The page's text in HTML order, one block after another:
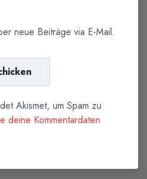
neue Beiträge via E-Mail.
Akismet, um Spam zu
deine Kommentardaten